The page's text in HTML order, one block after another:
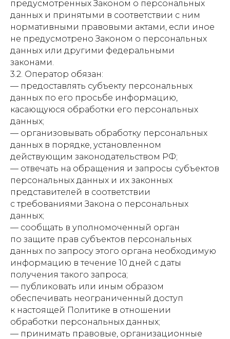
предусмотренных Законом о персональных
данных и принятыми в соответствии с ним
нормативными правовыми актами, если иное
не предусмотрено Законом о персональных
данных или другими федеральными
законами.
3.2. Оператор обязан:
— предоставлять субъекту персональных
данных по его просьбе информацию,
касающуюся обработки его персональных
данных;
— организовывать обработку персональных
данных в порядке, установленном
действующим законодательством РФ;
— отвечать на обращения и запросы субъектов
персональных данных и их законных
представителей в соответствии
с требованиями Закона о персональных
данных;
— сообщать в уполномоченный орган
по защите прав субъектов персональных
данных по запросу этого органа необходимую
информацию в течение 10 дней с даты
получения такого запроса;
— публиковать или иным образом
обеспечивать неограниченный доступ
к настоящей Политике в отношении
обработки персональных данных;
— принимать правовые, организационные